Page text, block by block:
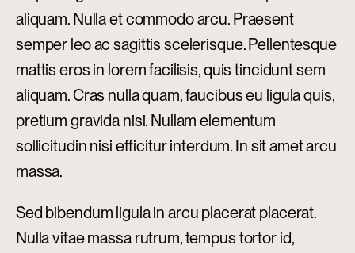
aliquam. Nulla et commodo arcu. Praesent
semper leo ac sagittis scelerisque. Pellentesque
mattis eros in lorem facilisis, quis tincidunt sem
aliquam. Cras nulla quam, faucibus eu ligula quis,
pretium gravida nisi. Nullam elementum
sollicitudin nisi efficitur interdum. In sit amet arcu
massa.
Sed bibendum ligula in arcu placerat placerat.
Nulla vitae massa rutrum, tempus tortor id,